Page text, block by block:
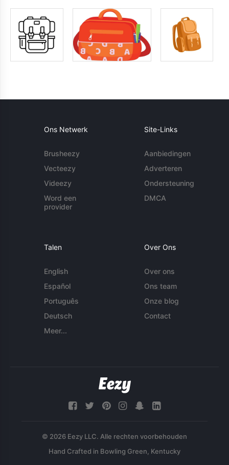
Ons Netwerk
Brusheezy
Vecteezy
Videezy
Word een
provider
Site-Links
Aanbiedingen
Adverteren
Ondersteuning
DMCA
Talen
English
Español
Português
Deutsch
Meer...
Over Ons
Over ons
Ons team
Onze blog
Contact
© 2026 Eezy LLC. Alle rechten voorbehouden